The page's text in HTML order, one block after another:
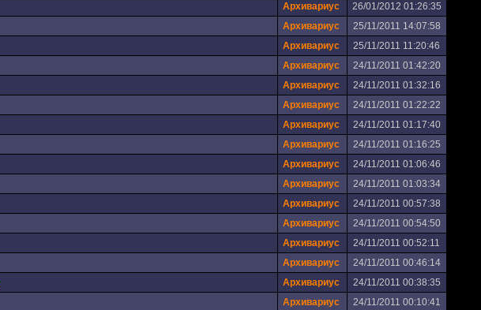
Архивариус
26/01/2012 01:26:35
Архивариус
25/11/2011 14:07:58
Архивариус
25/11/2011 11:20:46
Архивариус
24/11/2011 01:42:20
Архивариус
24/11/2011 01:32:16
Архивариус
24/11/2011 01:22:22
Архивариус
24/11/2011 01:17:40
Архивариус
24/11/2011 01:16:25
Архивариус
24/11/2011 01:06:46
Архивариус
24/11/2011 01:03:34
Архивариус
24/11/2011 00:57:38
Архивариус
24/11/2011 00:54:50
Архивариус
24/11/2011 00:52:11
Архивариус
24/11/2011 00:46:14
Архивариус
24/11/2011 00:38:35
Архивариус
24/11/2011 00:10:41